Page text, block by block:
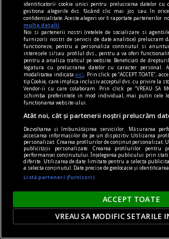
publicitate
Caserole pentru mîncare de
disponibile la Snick Ambalaje
Acest concept este unul care
mulți clienți, consumatori
identificatorii cookie unici pentru prelucrarea datelor cu
gestiona alegerile dvs. făcând clic mai jos sau în
confidențialitate. Aceste alegeri vor fi raportate partenerilor
multe detalii
Noi si partenerii nostri (retelele de socializare si
furnizorii nostri de servicii de date analitice) prelucram
functioneze, pentru a personaliza continutul si
interesele si/sau profilul dvs., pentru a va oferi
pentru a analiza traficul pe website. Beneficiati de
legatura cu prelucrarea datelor cu caracter personal.
modalitatea indicataaici
. Prin click pe “ACCEPT TOATE”,
tip Cookie, care implica inclusiv acceptul dvs. cu privire la
Vendor-ii cu care colaboram. Prin click pe “VREAU SA
schimba preferintele in mod individual, mai putin cele
functionarea website-ului.
Atât noi, cât și partenerii noștri prelucrăm
Dezvoltarea și îmbunătățirea serviciilor. Măsurarea
accesarea informațiilor de pe un dispozitiv. Utilizarea
personalizat. Crearea profilurilor de conținut personalizat.
publicității personalizate. Crearea profilurilor pentru
performanței conținutului. Înțelegerea publicului prin
diferite. Utilizarea de date limitate pentru a selecta
a selecta conținutul. Date precise de geolocație și
Listă parteneri (furnizori)
ACCEPT TOATE
VREAU SA MODIFIC SETARILE